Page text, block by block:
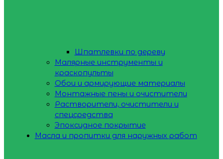
Шпатлевки по дереву
Малярные инструменты и
краскопульты
Обои и армирующие материалы
Монтажные пены и очистители
Растворители, очистители и
спецсредства
Эпоксидное покрытие
Масла и пропитки для наружных работ